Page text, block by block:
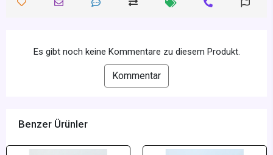
Es gibt noch keine Kommentare zu diesem Produkt.
Kommentar
Benzer Ürünler